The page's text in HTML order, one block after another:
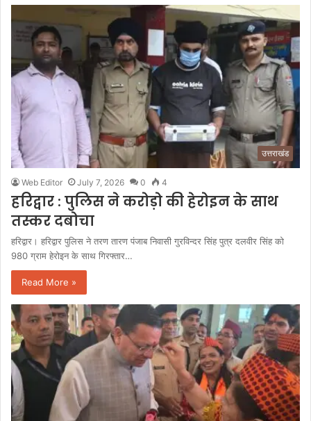
उत्तराखंड
Web Editor July 7, 2026 0 4
हरिद्वार : पुलिस ने करोड़ो की हेरोइन के साथ
तस्कर दबोचा
हरिद्वार। हरिद्वार पुलिस ने तरण तारण पंजाब निवासी गुरविन्दर सिंह पुत्र दलवीर सिंह को
980 ग्राम हेरोइन के साथ गिरफ्तार…
Read More »